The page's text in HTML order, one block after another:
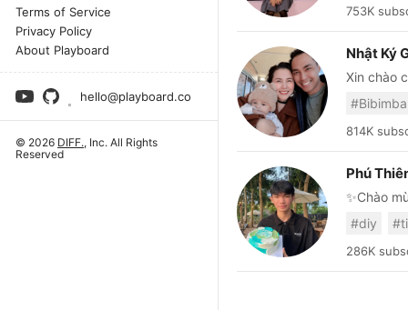
Terms of Service
Privacy Policy
About Playboard
hello@playboard.co
© 2026 DIFF., Inc. All Rights
Reserved
753K
Nhật Ký
Xin chào
cũng như
hệ với
đồng
814K
Phú
✨Chào
#diy
286K